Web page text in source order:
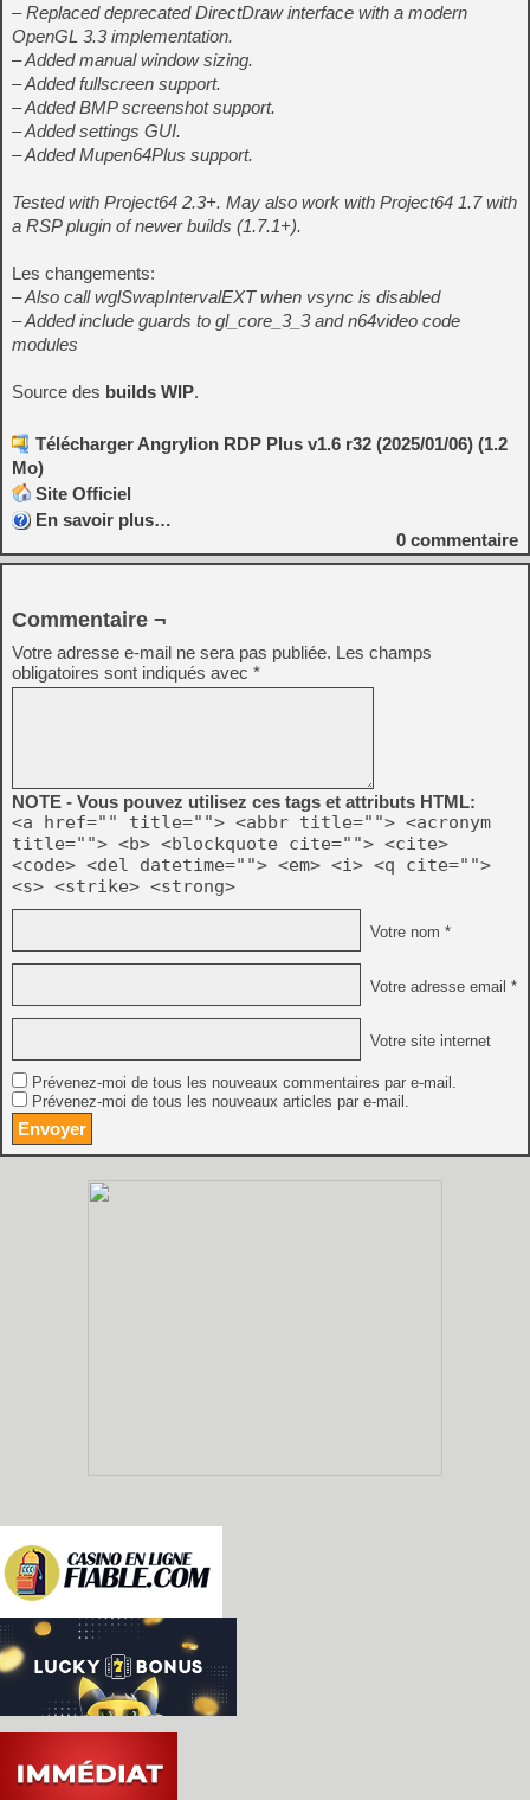
– Replaced deprecated DirectDraw interface with a modern
OpenGL 3.3 implementation.
– Added manual window sizing.
– Added fullscreen support.
– Added BMP screenshot support.
– Added settings GUI.
– Added Mupen64Plus support.
Tested with Project64 2.3+. May also work with Project64 1.7 with
a RSP plugin of newer builds (1.7.1+).
Les changements:
– Also call wglSwapIntervalEXT when vsync is disabled
– Added include guards to gl_core_3_3 and n64video code
modules
Source des builds WIP.
Télécharger Angrylion RDP Plus v1.6 r32 (2025/01/06) (1.2
Mo)
Site Officiel
En savoir plus…
0 commentaire
Commentaire ¬
Votre adresse e-mail ne sera pas publiée. Les champs
obligatoires sont indiqués avec *
NOTE - Vous pouvez utilisez ces tags et attributs HTML:
<a href="" title=""> <abbr title=""> <acronym
title=""> <b> <blockquote cite=""> <cite>
<code> <del datetime=""> <em> <i> <q cite="">
<s> <strike> <strong>
Votre nom *
Votre adresse email *
Votre site internet
Prévenez-moi de tous les nouveaux commentaires par e-mail.
Prévenez-moi de tous les nouveaux articles par e-mail.